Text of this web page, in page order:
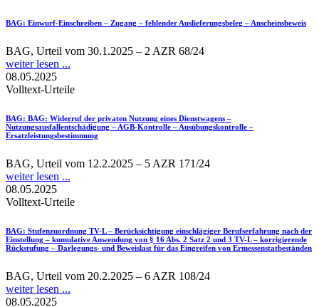
BAG: Einwurf-Einschreiben – Zugang – fehlender Auslieferungsbeleg – Anscheinsbeweis
BAG, Urteil vom 30.1.2025 – 2 AZR 68/24
weiter lesen ...
08.05.2025
Volltext-Urteile
BAG: BAG: Widerruf der privaten Nutzung eines Dienstwagens –
Nutzungsausfallentschädigung – AGB-Kontrolle – Ausübungskontrolle –
Ersatzleistungsbestimmung
BAG, Urteil vom 12.2.2025 – 5 AZR 171/24
weiter lesen ...
08.05.2025
Volltext-Urteile
BAG: Stufenzuordnung TV-L – Berücksichtigung einschlägiger Berufserfahrung nach der
Einstellung – kumulative Anwendung von § 16 Abs. 2 Satz 2 und 3 TV-L – korrigierende
Rückstufung – Darlegungs- und Beweislast für das Eingreifen von Ermessenstatbeständen
BAG, Urteil vom 20.2.2025 – 6 AZR 108/24
weiter lesen ...
08.05.2025